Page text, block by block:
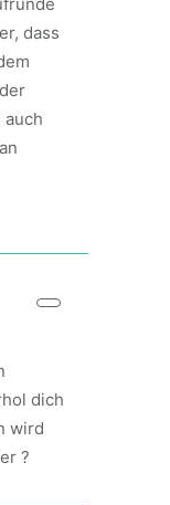
dass
auch
dich
wird
?